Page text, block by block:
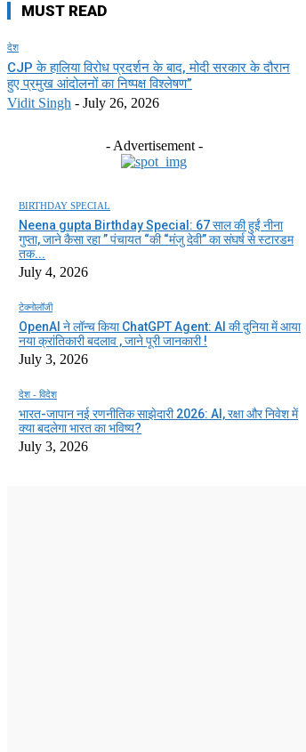
MUST READ
देश
CJP के हालिया विरोध प्रदर्शन के बाद, मोदी सरकार के दौरान
हुए प्रमुख आंदोलनों का निष्पक्ष विश्लेषण”
Vidit Singh - July 26, 2026
- Advertisement -
BIRTHDAY SPECIAL
Neena gupta Birthday Special: 67 साल की हुईं नीना
गुप्ता, जाने कैसा रहा ” पंचायत “की “मंजु देवी” का संघर्ष से स्टारडम
तक...
July 4, 2026
टेक्नोलॉजी
OpenAI ने लॉन्च किया ChatGPT Agent: AI की दुनिया में आया
नया क्रांतिकारी बदलाव , जाने पूरी जानकारी !
July 3, 2026
देश - विदेश
भारत-जापान नई रणनीतिक साझेदारी 2026: AI, रक्षा और निवेश में
क्या बदलेगा भारत का भविष्य?
July 3, 2026